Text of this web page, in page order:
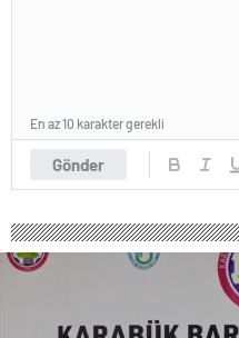
Gönder
En az 10 karakter gerekli